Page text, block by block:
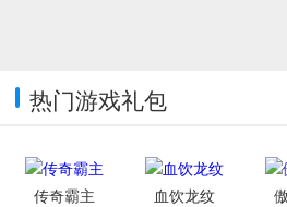
热门游戏礼包
传奇霸主 血饮龙纹